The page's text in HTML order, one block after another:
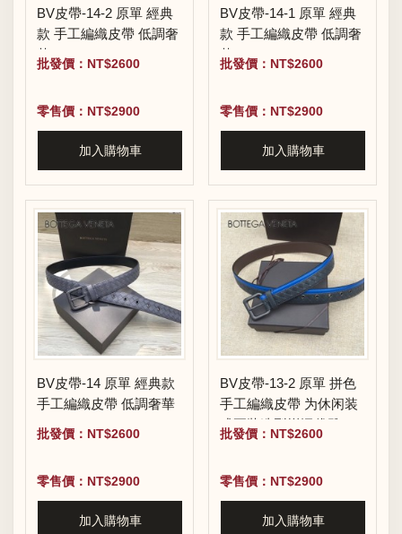
BV皮帶-14-2 原單 經典
款 手工編織皮帶 低調奢
華
批發價：NT$2600
零售價：NT$2900
加入購物車
BV皮帶-14-1 原單 經典
款 手工編織皮帶 低調奢
華
批發價：NT$2600
零售價：NT$2900
加入購物車
BV皮帶-14 原單 經典款
手工編織皮帶 低調奢華
批發價：NT$2600
零售價：NT$2900
加入購物車
BV皮帶-13-2 原單 拼色
手工編織皮帶 为休闲装
或正装造型增添优雅韵
味
批發價：NT$2600
零售價：NT$2900
加入購物車